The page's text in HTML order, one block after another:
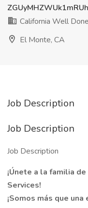
California Well
El Monte, CA
Job Description
Job Description
Job Description
¡Únete a la familia
Services!
¡Somos más que